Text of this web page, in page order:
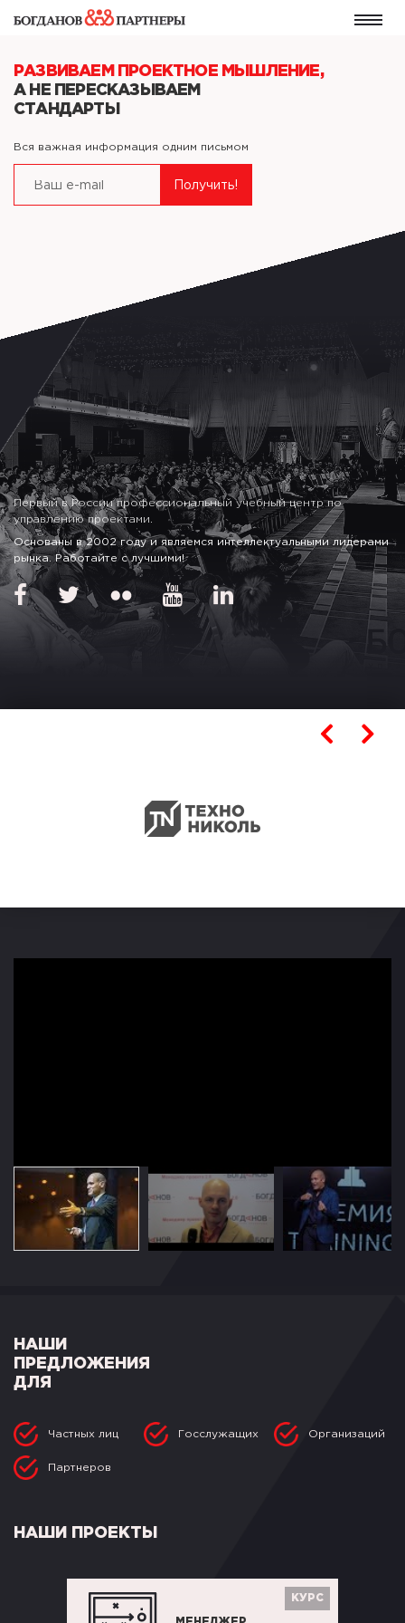
РАЗВИВАЕМ
ПРОЕКТНОЕ МЫШЛЕНИЕ,
А НЕ ПЕРЕСКАЗЫВАЕМ
СТАНДАРТЫ
Вся важная информация одним письмом
Первый в России профессиональный учебный центр по
управлению проектами.
Основаны в 2002 году и являемся интеллектуальными лидерами
рынка. Работайте с лучшими!
НАШИ
ПРЕДЛОЖЕНИЯ
ДЛЯ
Частных лиц Госслужащих Организаций
Партнеров
НАШИ ПРОЕКТЫ
КУРС